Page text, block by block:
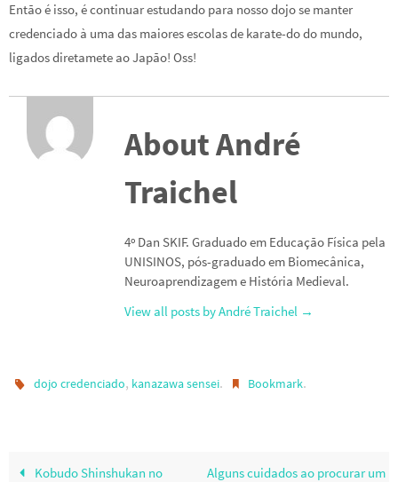
Então é isso, é continuar estudando para nosso dojo se manter
credenciado à uma das maiores escolas de karate-do do mundo,
ligados diretamete ao Japão! Oss!
About André
Traichel
4º Dan SKIF. Graduado em Educação Física pela
UNISINOS, pós-graduado em Biomecânica,
Neuroaprendizagem e História Medieval.
View all posts by André Traichel →
dojo credenciado, kanazawa sensei. Bookmark.
Kobudo Shinshukan no
Alguns cuidados ao procurar um